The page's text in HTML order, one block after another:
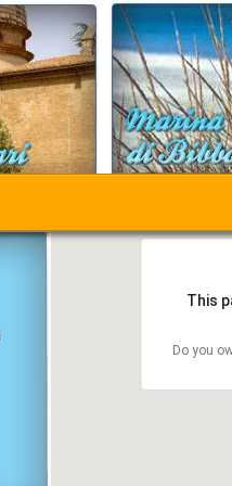
This
Do you